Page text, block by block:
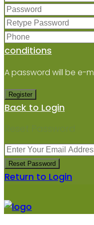
conditions
A password will be e-
Register
Back to Login
Reset Password
Reset Password
Return to Login